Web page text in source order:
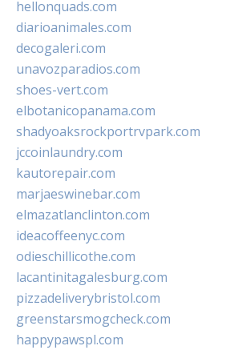
hellonquads.com
diarioanimales.com
decogaleri.com
unavozparadios.com
shoes-vert.com
elbotanicopanama.com
shadyoaksrockportrvpark.com
jccoinlaundry.com
kautorepair.com
marjaeswinebar.com
elmazatlanclinton.com
ideacoffeenyc.com
odieschillicothe.com
lacantinitagalesburg.com
pizzadeliverybristol.com
greenstarsmogcheck.com
happypawspl.com